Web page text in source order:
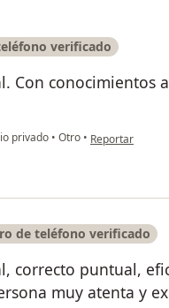
verificado
Con conocimientos
privado • Otro • en opinión del
Reportar
de teléfono verificado
correcto puntual,
muy atenta y